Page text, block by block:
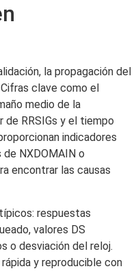
la propagación del
clave como el
medio de la
RRSIGs y el tiempo
indicadores
NXDOMAIN o
encontrar las causas
respuestas
valores DS
o desviación del reloj.
y reproducible con